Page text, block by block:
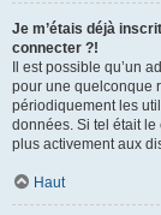
Je m’étais déjà
connecter ?!
Il est possible qu’un
pour une quelconque
périodiquement les
données. Si tel était
plus activement aux
Haut